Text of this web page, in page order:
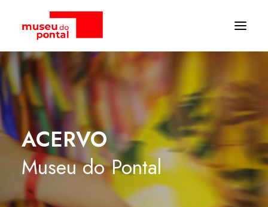
ACERVO
Museu do Pontal